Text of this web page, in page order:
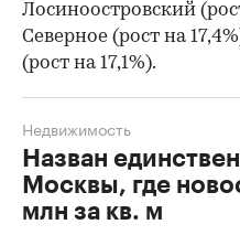
Лосиноостровский
Северное (рост на
(рост на 17,1%).
Назван
Москвы, где
млн за кв. м
Недвижимость